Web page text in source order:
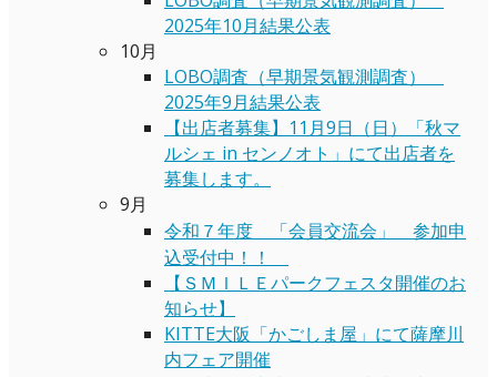
2025年10月結果公表
10月
LOBO調査（早期景気観測調査）
2025年9月結果公表
【出店者募集】11月9日（日）「秋マ
ルシェ in センノオト」にて出店者を
募集します。
9月
令和７年度 「会員交流会」 参加申
込受付中！！
【ＳＭＩＬＥパークフェスタ開催のお
知らせ】
KITTE大阪「かごしま屋」にて薩摩川
内フェア開催